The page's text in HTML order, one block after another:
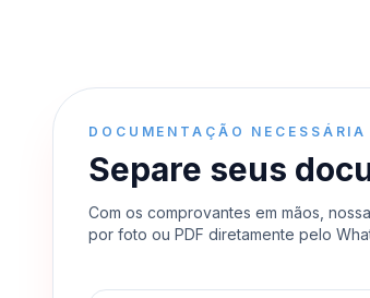
DOCUMENTAÇÃO NECESSÁRIA
Separe seus
Com os comprovantes em mãos,
por foto ou PDF diretamente pelo